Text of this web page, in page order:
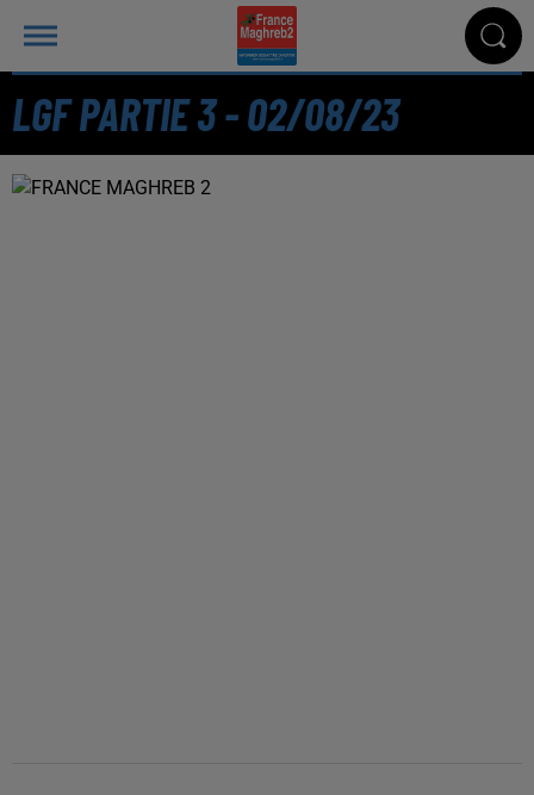
LGF PARTIE 3 - 02/08/23